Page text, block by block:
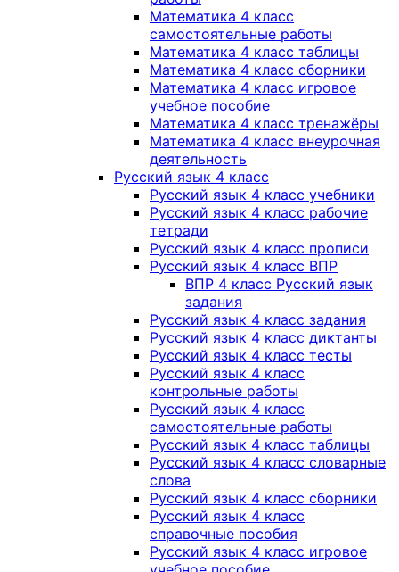
Математика 4 класс
самостоятельные работы
Математика 4 класс таблицы
Математика 4 класс сборники
Математика 4 класс игровое
учебное пособие
Математика 4 класс тренажёры
Математика 4 класс внеурочная
деятельность
Русский язык 4 класс
Русский язык 4 класс учебники
Русский язык 4 класс рабочие
тетради
Русский язык 4 класс прописи
Русский язык 4 класс ВПР
ВПР 4 класс Русский язык
задания
Русский язык 4 класс задания
Русский язык 4 класс диктанты
Русский язык 4 класс тесты
Русский язык 4 класс
контрольные работы
Русский язык 4 класс
самостоятельные работы
Русский язык 4 класс таблицы
Русский язык 4 класс словарные
слова
Русский язык 4 класс сборники
Русский язык 4 класс
справочные пособия
Русский язык 4 класс игровое